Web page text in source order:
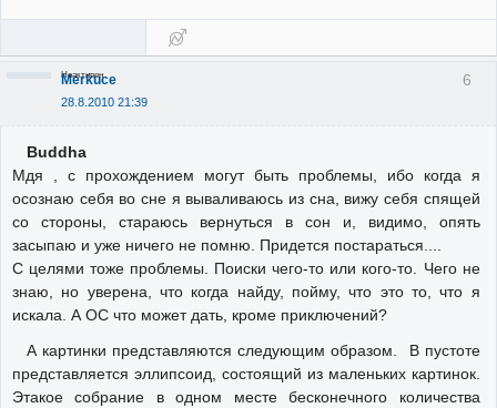
6
Merkuce
28.8.2010 21:39
Неактивен
Buddha
Мдя , с прохождением могут быть проблемы, ибо когда я
осознаю себя во сне я вываливаюсь из сна, вижу себя спящей
со стороны, стараюсь вернуться в сон и, видимо, опять
засыпаю и уже ничего не помню. Придется постараться....
С целями тоже проблемы. Поиски чего-то или кого-то. Чего не
знаю, но уверена, что когда найду, пойму, что это то, что я
искала. А ОС что может дать, кроме приключений?
А картинки представляются следующим образом. В пустоте
представляется эллипсоид, состоящий из маленьких картинок.
Этакое собрание в одном месте бесконечного количества